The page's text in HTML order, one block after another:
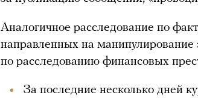
Аналогичное расследование по
направленных на манипулирование
по расследованию финансовых
За последние несколько дней